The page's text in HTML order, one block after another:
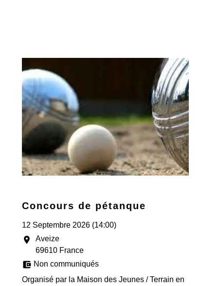
Concours de pétanque
12 Septembre 2026 (14:00)
location_on
Aveize
69610 France
account_balance_wallet Non communiqués
Organisé par la Maison des Jeunes / Terrain en